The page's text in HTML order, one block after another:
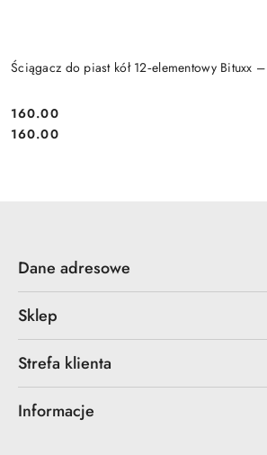
Ściągacz do piast kół 12‑elementowy Bituxx
Cena:
160.00
Cena:
160.00
Dane adresowe
Sklep
Strefa klienta
Informacje